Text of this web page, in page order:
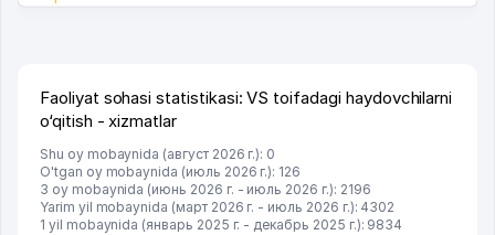
Faoliyat sohasi statistikasi: VS toifadagi haydovchilarni
o‘qitish - xizmatlar
Shu oy mobaynida (август 2026 г.): 0
O'tgan oy mobaynida (июль 2026 г.): 126
3 oy mobaynida (июнь 2026 г. - июль 2026 г.): 2196
Yarim yil mobaynida (март 2026 г. - июль 2026 г.): 4302
1 yil mobaynida (январь 2025 г. - декабрь 2025 г.): 9834